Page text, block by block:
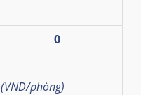
0
(VND/phòng)